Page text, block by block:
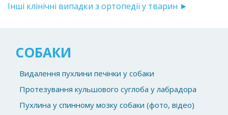
Інші клінічні випадки з ортопедії у тварин ►
СОБАКИ
Видалення пухлини печінки у собаки
Протезування кульшового суглоба у лабрадора
Пухлина у спинному мозку собаки (фото, відео)